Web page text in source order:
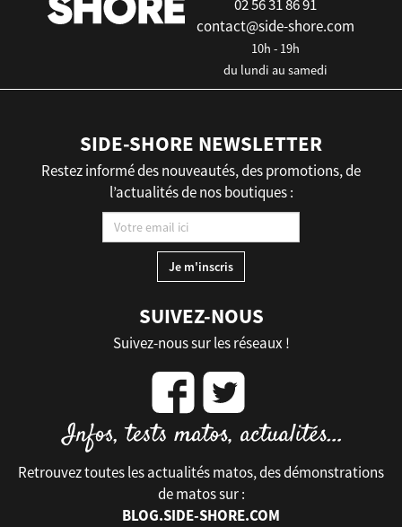
02 56 31 86 91
contact@side-shore.com
10h - 19h
du lundi au samedi
SIDE-SHORE NEWSLETTER
Restez informé des nouveautés, des promotions, de
l’actualités de nos boutiques :
SUIVEZ-NOUS
Suivez-nous sur les réseaux !
Retrouvez toutes les actualités matos, des démonstrations
de matos sur :
BLOG.SIDE-SHORE.COM